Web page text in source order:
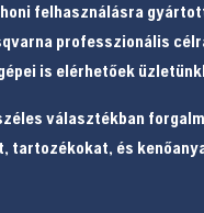
felhasználásra
professzionális
is elérhetőek
választékban
tartozékokat, és